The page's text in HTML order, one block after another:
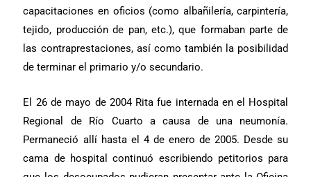
capacitaciones en oficios (como albañilería, carpintería,
tejido, producción de pan, etc.), que formaban parte de
las contraprestaciones, así como también la posibilidad
de terminar el primario y/o secundario.
El 26 de mayo de 2004 Rita fue internada en el Hospital
Regional de Río Cuarto a causa de una neumonía.
Permaneció allí hasta el 4 de enero de 2005. Desde su
cama de hospital continuó escribiendo petitorios para